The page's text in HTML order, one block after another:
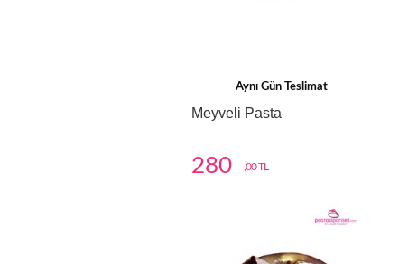
Aynı Gün Teslimat
Meyveli Pasta
280 ,00 TL